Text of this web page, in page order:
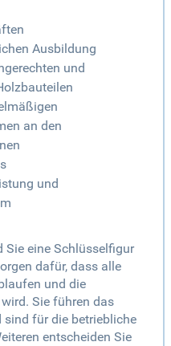
Ausbildung
und
an den
und
Sie eine Schlüsselfigur
dafür, dass alle
und die
Sie führen das
für die betriebliche
entscheiden Sie